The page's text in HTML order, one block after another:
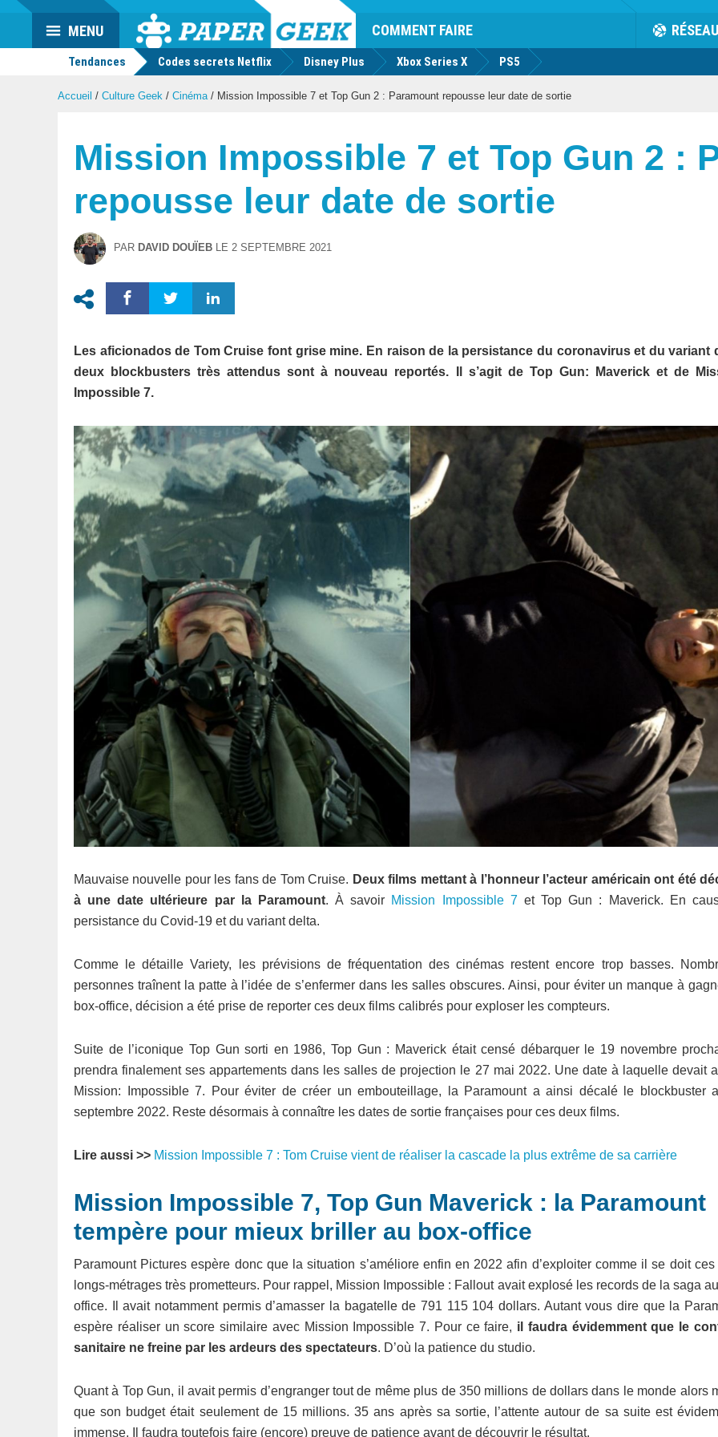
Actu
geek
COMMENT FAIRE RÉSEAU
MENU
Tendances Codes secrets Netflix Disney Plus Xbox Series X PS5
Accueil / Culture Geek / Cinéma / Mission Impossible 7 et Top Gun 2 : Paramount repousse leur date de sortie
Mission Impossible 7 et Top Gun 2 :
repousse leur date de sortie
PAR DAVID DOUÏEB LE 2 SEPTEMBRE 2021
Les aficionados de Tom Cruise font grise mine. En raison de la persistance du coronavirus et du variant
deux blockbusters très attendus sont à nouveau reportés. Il s’agit de Top Gun: Maverick et de
Impossible 7.
Mauvaise nouvelle pour les fans de Tom Cruise. Deux films mettant à l’honneur l’acteur américain ont été
à une date ultérieure par la Paramount. À savoir Mission Impossible 7 et Top Gun : Maverick. En
persistance du Covid-19 et du variant delta.
Comme le détaille Variety, les prévisions de fréquentation des cinémas restent encore trop basses.
personnes traînent la patte à l’idée de s’enfermer dans les salles obscures. Ainsi, pour éviter un manque à
box-office, décision a été prise de reporter ces deux films calibrés pour exploser les compteurs.
Suite de l’iconique Top Gun sorti en 1986, Top Gun : Maverick était censé débarquer le 19 novembre
prendra finalement ses appartements dans les salles de projection le 27 mai 2022. Une date à laquelle devait
Mission: Impossible 7. Pour éviter de créer un embouteillage, la Paramount a ainsi décalé le blockbuster
septembre 2022. Reste désormais à connaître les dates de sortie françaises pour ces deux films.
Lire aussi >> Mission Impossible 7 : Tom Cruise vient de réaliser la cascade la plus extrême de sa carrière
Mission Impossible 7, Top Gun Maverick : la Paramount
tempère pour mieux briller au box-office
Paramount Pictures espère donc que la situation s’améliore enfin en 2022 afin d’exploiter comme il se doit ces
longs-métrages très prometteurs. Pour rappel, Mission Impossible : Fallout avait explosé les records de la saga
office. Il avait notamment permis d’amasser la bagatelle de 791 115 104 dollars. Autant vous dire que la
espère réaliser un score similaire avec Mission Impossible 7. Pour ce faire, il faudra évidemment que le
sanitaire ne freine par les ardeurs des spectateurs. D’où la patience du studio.
Quant à Top Gun, il avait permis d’engranger tout de même plus de 350 millions de dollars dans le monde alors
que son budget était seulement de 15 millions. 35 ans après sa sortie, l’attente autour de sa suite est
immense. Il faudra toutefois faire (encore) preuve de patience avant de découvrir le résultat.